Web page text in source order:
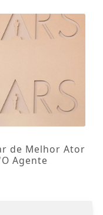
de Melhor Ator
Agente